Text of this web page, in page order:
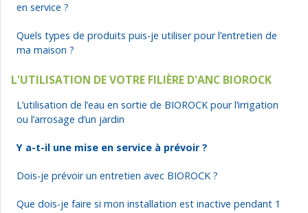
en service ?
Quels types de produits puis-je utiliser pour l’entretien de
ma maison ?
L'UTILISATION DE VOTRE FILIÈRE D'ANC BIOROCK
L’utilisation de l’eau en sortie de BIOROCK pour l’irrigation
ou l’arrosage d’un jardin
Y a-t-il une mise en service à prévoir ?
Dois-je prévoir un entretien avec BIOROCK ?
Que dois-je faire si mon installation est inactive pendant 1